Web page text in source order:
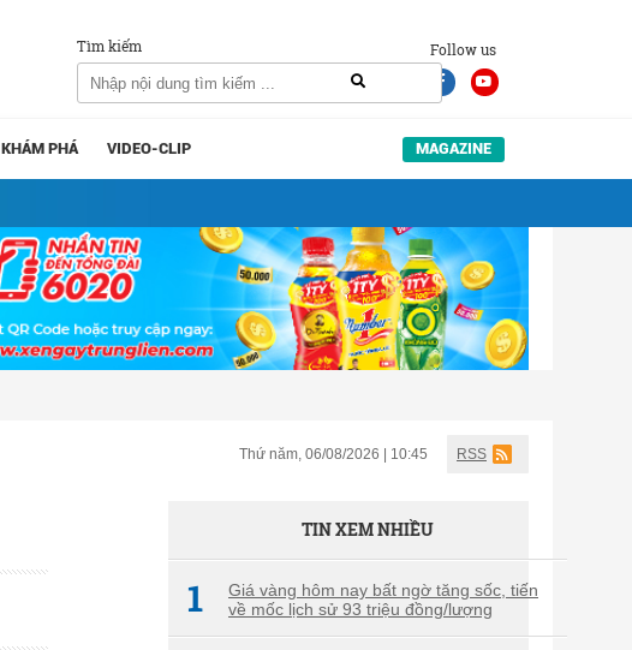
Follow us
Tìm kiếm
KHÁM PHÁ VIDEO-CLIP MAGAZINE
Thứ năm, 06/08/2026 | 10:45 RSS
TIN XEM NHIỀU
1
Giá vàng hôm nay bất ngờ tăng sốc, tiến
về mốc lịch sử 93 triệu đồng/lượng